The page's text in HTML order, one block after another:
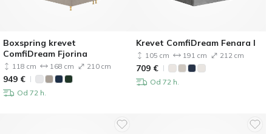
Boxspring krevet
ComfiDream Fjorina
118 cm 168 cm 210 cm
949 €
Od 72 h.
Krevet ComfiDream Fenara I
105 cm 191 cm 212 cm
709 €
Od 72 h.